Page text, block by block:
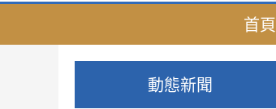
首頁
動態新聞